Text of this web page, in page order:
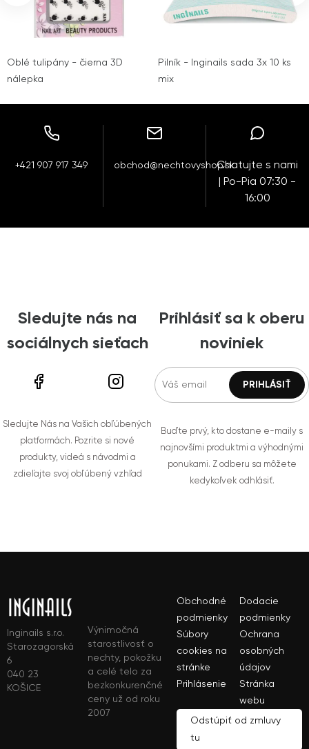
Oblé tulipány - čierna 3D
nálepka
Pilník - Inginails sada 3x 10 ks
mix
+421 907 917 349 obchod@nechtovyshop.skChatujte s nami
| Po-Pia 07:30 -
16:00
Sledujte nás na
sociálnych sieťach
Sledujte Nás na Vašich obľúbených
platformách. Pozrite si nové
produkty, videá s návodmi a
zdieľajte svoj obľúbený vzhľad
Prihlásiť sa k oberu
noviniek
Buďte prvý, kto dostane e-maily s
najnovšími produktmi a výhodnými
ponukami. Z odberu sa môžete
kedykoľvek odhlásiť.
Inginails s.r.o.
Starozagorská
6
040 23
KOŠICE
Výnimočná
starostlivosť o
nechty, pokožku
a celé telo za
bezkonkurenčné
ceny už od roku
2007
Obchodné
podmienky
Dodacie
podmienky
Súbory
cookies na
stránke
Ochrana
osobných
údajov
Prihlásenie
Stránka
webu
Odstúpiť od zmluvy
tu